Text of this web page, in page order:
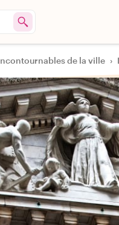
de la ville ›